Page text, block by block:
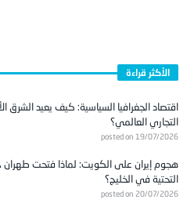
الأكثر قراءة
اقتصاد الجغرافيا السياسية: كيف يعيد الشرق
التجاري العالمي؟
posted on 19/07/2026
هجوم إيران على الكويت: لماذا فتحت طهران
التحتية في الخليج؟
posted on 20/07/2026